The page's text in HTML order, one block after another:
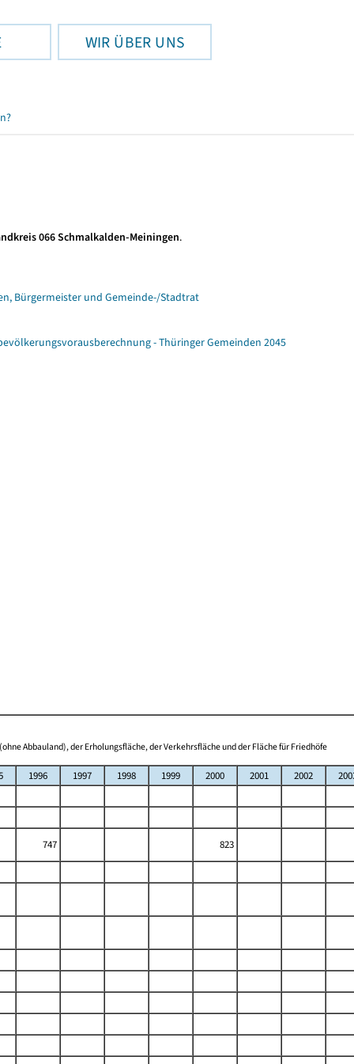
WIR ÜBER UNS
066 Schmalkalden-Meiningen.
Bürgermeister und Gemeinde-/Stadtrat
- Thüringer Gemeinden 2045
Abbauland), der Erholungsfläche, der Verkehrsfläche und der Fläche für Friedhöfe
1996 1997 1998 1999 2000 2001 2002
747
823